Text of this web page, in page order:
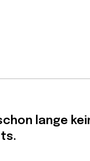
lange